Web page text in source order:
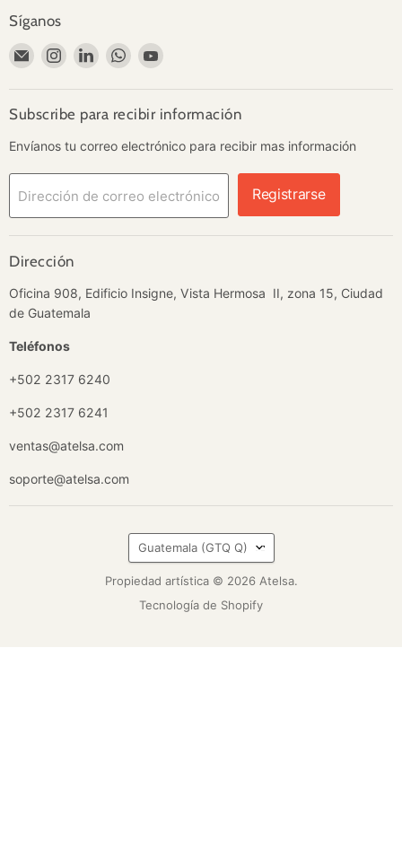
Síganos
Encuéntrenos
Correo
electrónico
Encuéntrenos
Instagram
Encuéntrenos
LinkedIn
Encuéntrenos
WhatsApp
Encuéntrenos
YouTube
Subscribe para recibir información
Envíanos tu correo electrónico para recibir mas información
Dirección de correo electrónico Registrarse
Dirección
Oficina 908, Edificio Insigne, Vista Hermosa II, zona 15, Ciudad
de Guatemala
Teléfonos
+502 2317 6240
+502 2317 6241
ventas@atelsa.com
soporte@atelsa.com
País
Guatemala (GTQ Q)
Propiedad artística © 2026 Atelsa.
Tecnología de Shopify